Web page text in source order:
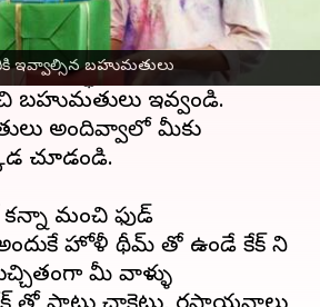
ఇవ్వాల్సిన బహుమతులు
ఒకదగ్గర చేరి చేసుకునే
మరింత పెంచేవే
సందర్భంగా మీ ప్రియమైన
ఇవ్వండి.
అందివ్వాలో మీకు
కన్నా మంచి ఫుడ్
హోళీ థీమ్ తో ఉండే కేక్ ని
మీ వాళ్ళు